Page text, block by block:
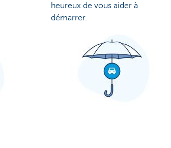
heureux de vous aider à
démarrer.